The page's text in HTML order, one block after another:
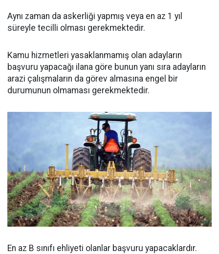
Aynı zaman da askerliği yapmış veya en az 1 yıl
süreyle tecilli olması gerekmektedir.
Kamu hizmetleri yasaklanmamış olan adayların
başvuru yapacağı ilana göre bunun yanı sıra adayların
arazi çalışmaların da görev almasına engel bir
durumunun olmaması gerekmektedir.
En az B sınıfı ehliyeti olanlar başvuru yapacaklardır.